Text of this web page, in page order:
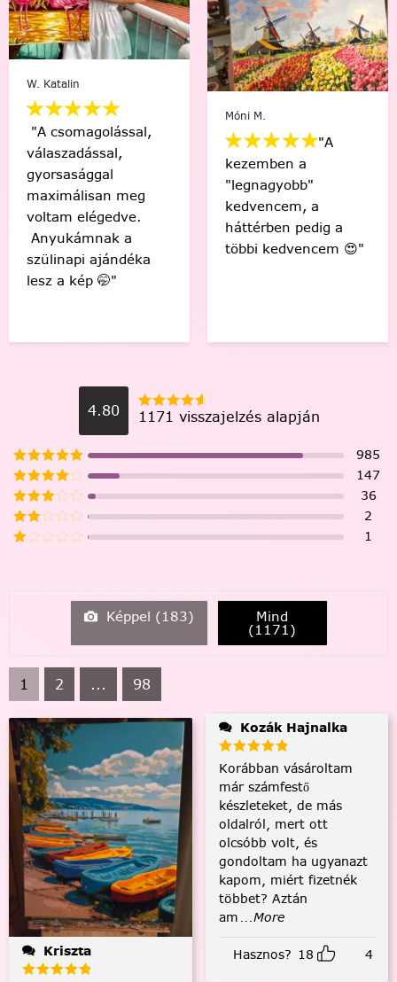
Varga Ági
"Sziasztok! Elkészült
az első! Csodás
érzés, hogy én
készítettem ezt a
gyönyörű képet! 🤩
Köszönöm! "
"Engem egy nagyon
nehéz időszakon
segített át a
festés,megunhatatlan
és szuper a
végeredmény!"
4.80 1171 visszajelzés alapján
985
147
36
2
1
Képpel (183) Mind
(1171)
1 2 ... 98
Kriszta
Kozák Hajnalka
Korábban vásároltam
már számfestő
készleteket, de más
oldalról, mert ott
olcsóbb volt, és
gondoltam ha ugyanazt
kapom, miért fizetnék
többet? Aztán
am ...More
Hasznos? 18 4